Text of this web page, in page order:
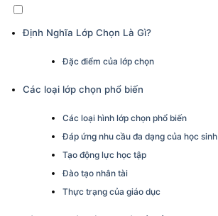
Định Nghĩa Lớp Chọn Là Gì?
Đặc điểm của lớp chọn
Các loại lớp chọn phổ biến
Các loại hình lớp chọn phổ biến
Đáp ứng nhu cầu đa dạng của học sinh
Tạo động lực học tập
Đào tạo nhân tài
Thực trạng của giáo dục